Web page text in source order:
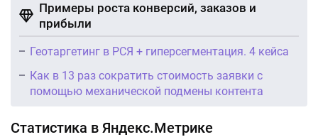
Примеры роста конверсий, заказов и
прибыли
Геотаргетинг в РСЯ + гиперсегментация. 4 кейса
Как в 13 раз сократить стоимость заявки с
помощью механической подмены контента
Статистика в Яндекс.Метрике